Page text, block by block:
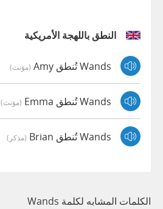
النطق باللهجة الأمريكية
Wands تُنطق Amy (مؤنث)
Wands تُنطق Emma (مؤنث)
Wands تُنطق Brian (مذكر)
الكلمات المشابه لكلمة Wands